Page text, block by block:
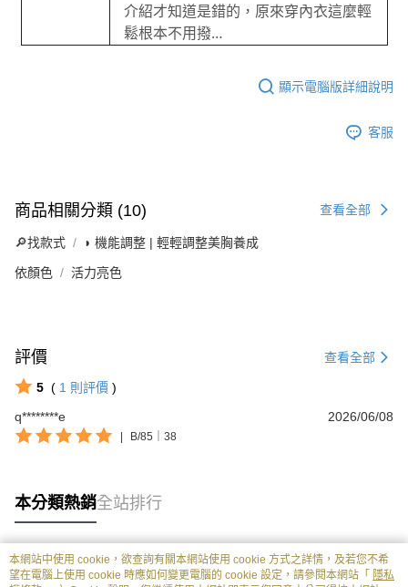
介紹才知道是錯的，原來穿內衣這麼輕
鬆根本不用撥…
顯示電腦版詳細說明
客服
商品相關分類 (10) 查看全部
🔎找款式 ◗ 機能調整 | 輕輕調整美胸養成
依顏色 活力亮色
評價 查看全部
5 ( 1 則評價 )
q********e
2026/06/08
B/85｜38
本分類熱銷全站排行
熱門標籤
本網站中使用 cookie，欲查詢有關本網站使用 cookie 方式之詳情，及若您不希
望在電腦上使用 cookie 時應如何變更電腦的 cookie 設定，請參閱本網站「 隱私